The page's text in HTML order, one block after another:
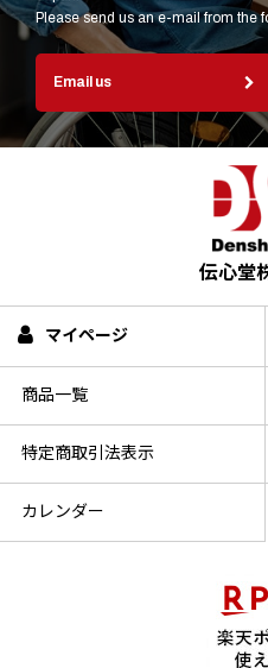
Please send us an e-mail from the
Email us
伝心堂
マイページ
商品一覧
特定商取引法表示
カレンダー